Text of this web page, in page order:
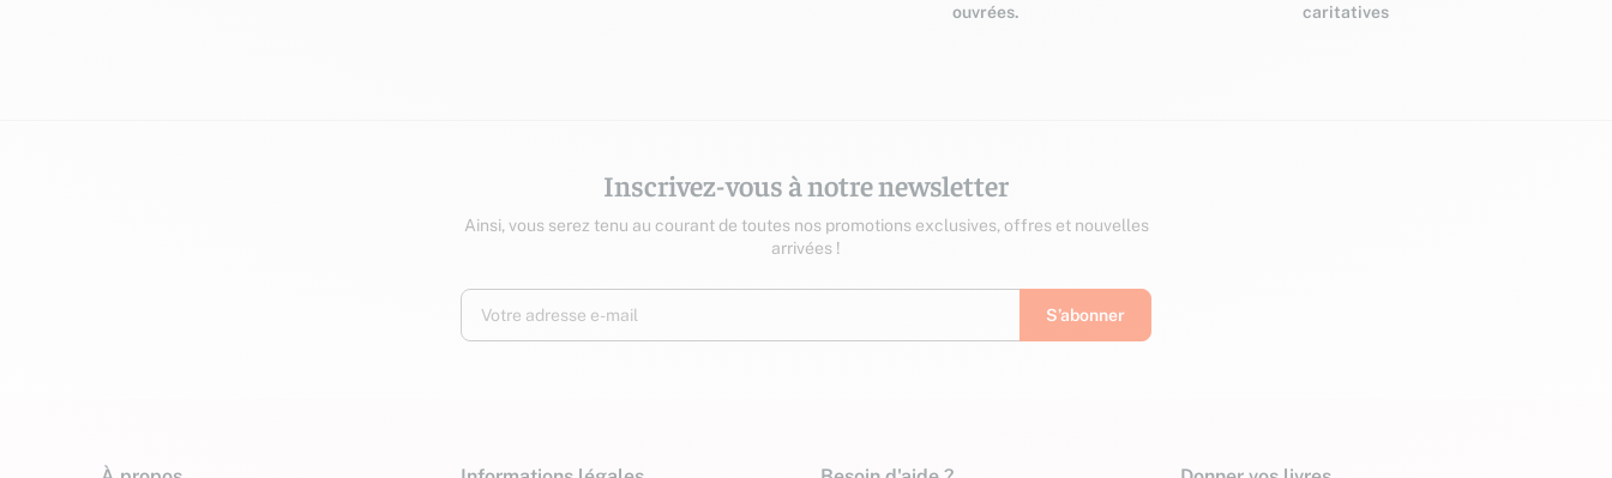
ouvrées.
caritatives
Inscrivez-vous à notre newsletter
Ainsi, vous serez tenu au courant de toutes nos promotions exclusives, offres et nouvelles
arrivées !